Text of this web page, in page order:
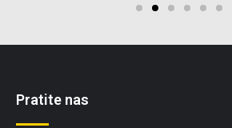
Pratite nas